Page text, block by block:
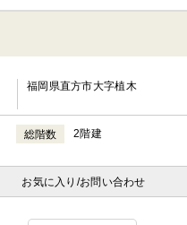
福岡県直方市大字植木
総階数 2階建
お気に入り /お問い合わせ